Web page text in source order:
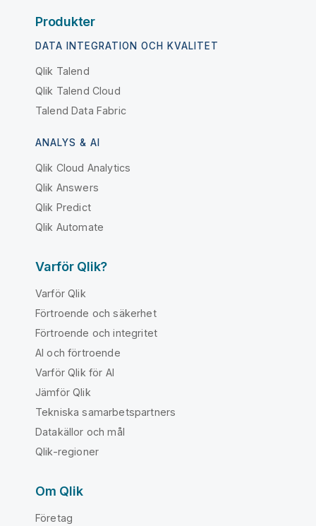
Produkter
DATA INTEGRATION OCH KVALITET
Qlik Talend
Qlik Talend Cloud
Talend Data Fabric
ANALYS & AI
Qlik Cloud Analytics
Qlik Answers
Qlik Predict
Qlik Automate
Varför Qlik?
Varför Qlik
Förtroende och säkerhet
Förtroende och integritet
AI och förtroende
Varför Qlik för AI
Jämför Qlik
Tekniska samarbetspartners
Datakällor och mål
Qlik-regioner
Om Qlik
Företag